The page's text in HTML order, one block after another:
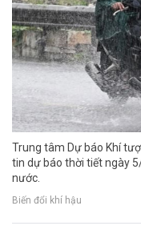
Trung tâm Dự báo Khí
tin dự báo thời tiết ngày
nước.
Biến đổi khí hậu